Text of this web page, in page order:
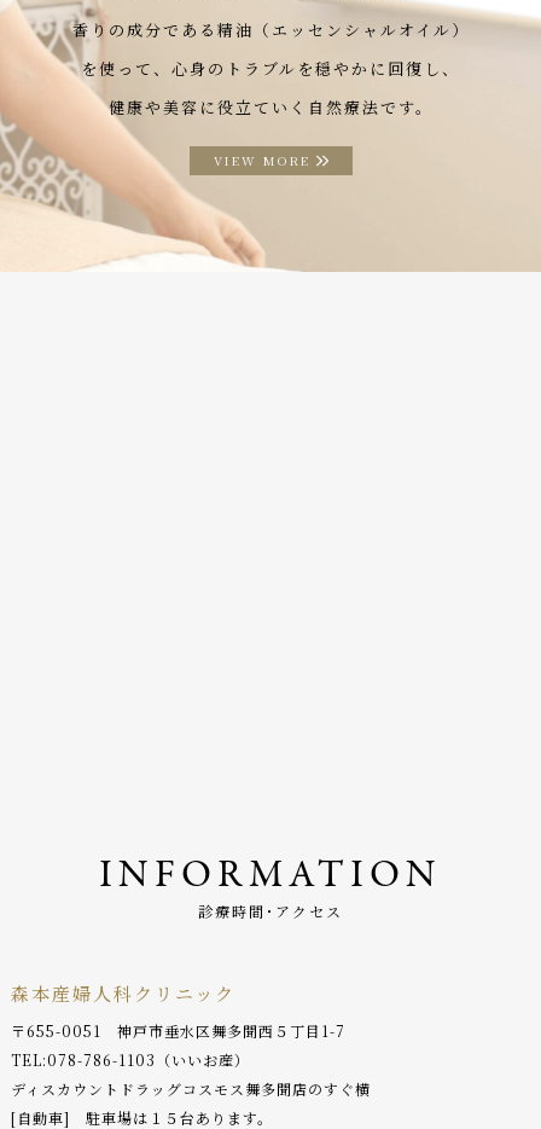
香りの成分である精油（エッセンシャルオイル）
を使って、心身のトラブルを穏やかに回復し、
健康や美容に役立ていく自然療法です。
VIEW MORE
INFORMATION
診療時間･アクセス
森本産婦人科クリニック
〒655-0051 神戸市垂水区舞多聞西５丁目1-7
TEL:078-786-1103 （いいお産）
ディスカウントドラッグコスモス舞多聞店のすぐ横
[自動車] 駐車場は１５台あります。